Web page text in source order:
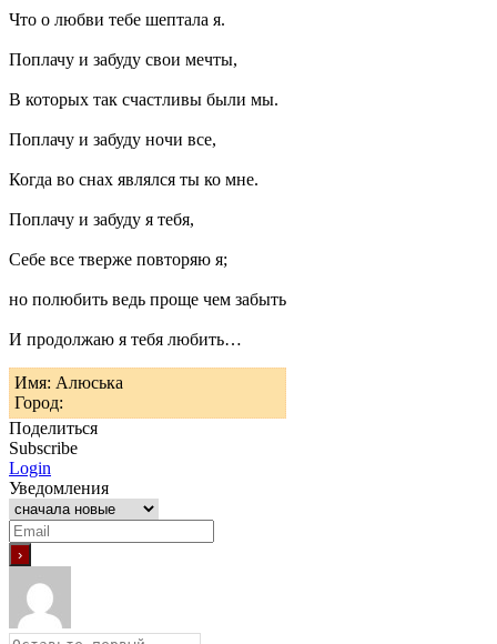
Что о любви тебе шептала я.
Поплачу и забуду свои мечты,
В которых так счастливы были мы.
Поплачу и забуду ночи все,
Когда во снах являлся ты ко мне.
Поплачу и забуду я тебя,
Себе все тверже повторяю я;
но полюбить ведь проще чем забыть
И продолжаю я тебя любить…
Имя: Алюська
Город:
Поделиться
Subscribe
Login
Уведомления